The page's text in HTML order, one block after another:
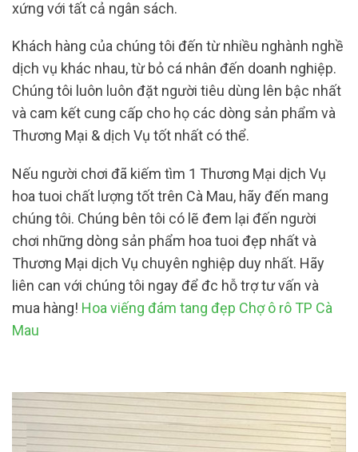
xứng với tất cả ngân sách.
Khách hàng của chúng tôi đến từ nhiều nghành nghề
dịch vụ khác nhau, từ bỏ cá nhân đến doanh nghiệp.
Chúng tôi luôn luôn đặt người tiêu dùng lên bậc nhất
và cam kết cung cấp cho họ các dòng sản phẩm và
Thương Mại & dịch Vụ tốt nhất có thể.
Nếu người chơi đã kiếm tìm 1 Thương Mại dịch Vụ
hoa tuoi chất lượng tốt trên Cà Mau, hãy đến mang
chúng tôi. Chúng bên tôi có lẽ đem lại đến người
chơi những dòng sản phẩm hoa tuoi đẹp nhất và
Thương Mại dịch Vụ chuyên nghiệp duy nhất. Hãy
liên can với chúng tôi ngay để đc hỗ trợ tư vấn và
mua hàng! Hoa viếng đám tang đẹp Chợ ô rô TP Cà
Mau